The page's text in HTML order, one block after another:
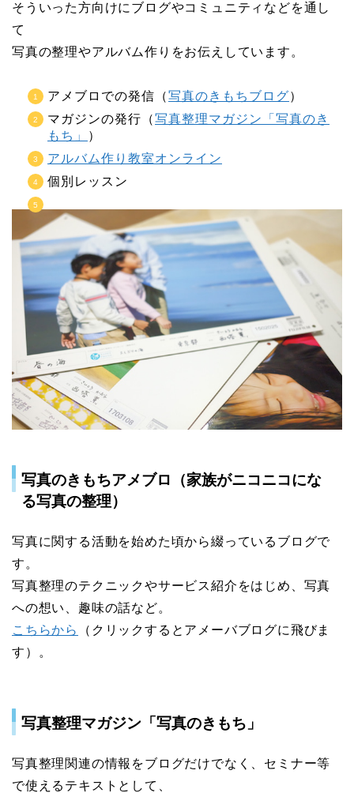
そういった方向けにブログやコミュニティなどを通し
て
写真の整理やアルバム作りをお伝えしています。
アメブロでの発信（写真のきもちブログ）
マガジンの発行（写真整理マガジン「写真のき
もち」
）
アルバム作り教室オンライン
個別レッスン
写真のきもちアメブロ（家族がニコニコにな
る写真の整理）
写真に関する活動を始めた頃から綴っているブログで
す。
写真整理のテクニックやサービス紹介をはじめ、写真
への想い、趣味の話など。
こちらから
（クリックするとアメーバブログに飛びま
す）。
写真整理マガジン「写真のきもち」
写真整理関連の情報をブログだけでなく、セミナー等
で使えるテキストとして、